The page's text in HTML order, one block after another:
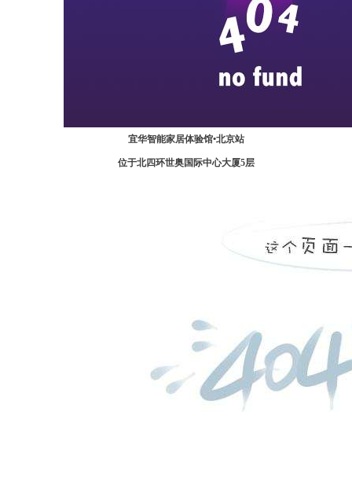
宜华智能家居体验馆•北京站
位于北四环世奥国际中心大厦5层